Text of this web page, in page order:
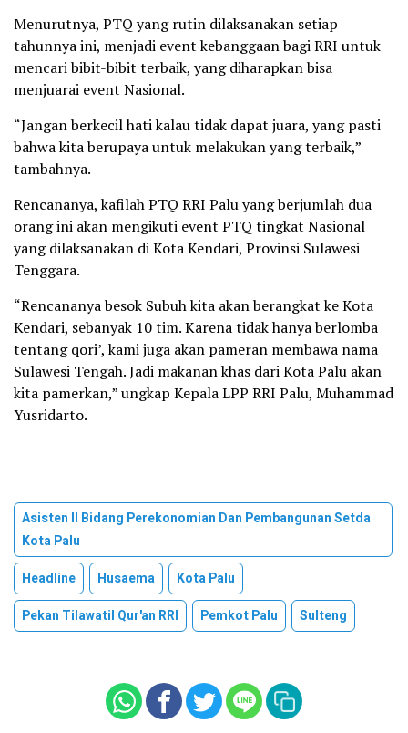
Menurutnya, PTQ yang rutin dilaksanakan setiap
tahunnya ini, menjadi event kebanggaan bagi RRI untuk
mencari bibit-bibit terbaik, yang diharapkan bisa
menjuarai event Nasional.
“Jangan berkecil hati kalau tidak dapat juara, yang pasti
bahwa kita berupaya untuk melakukan yang terbaik,”
tambahnya.
Rencananya, kafilah PTQ RRI Palu yang berjumlah dua
orang ini akan mengikuti event PTQ tingkat Nasional
yang dilaksanakan di Kota Kendari, Provinsi Sulawesi
Tenggara.
“Rencananya besok Subuh kita akan berangkat ke Kota
Kendari, sebanyak 10 tim. Karena tidak hanya berlomba
tentang qori’, kami juga akan pameran membawa nama
Sulawesi Tengah. Jadi makanan khas dari Kota Palu akan
kita pamerkan,” ungkap Kepala LPP RRI Palu, Muhammad
Yusridarto.
Asisten II Bidang Perekonomian Dan Pembangunan Setda
Kota Palu
Headline
Husaema
Kota Palu
Pekan Tilawatil Qur'an RRI
Pemkot Palu Sulteng